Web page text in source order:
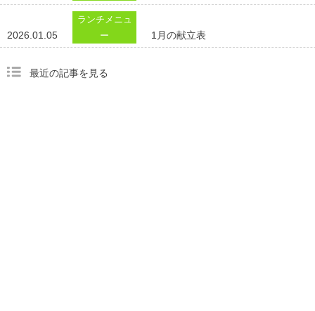
2026.01.05
ランチメニュ
ー
1月の献立表
最近の記事を見る